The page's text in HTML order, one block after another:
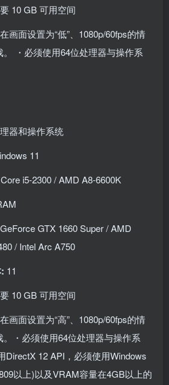
10 GB 可用空间
画面设置为“低”、1080p/60fps的情
。 ・必须使用64位处理器与操作系
器和操作系统
11
i5-2300 / AMD A8-6600K
GTX 1660 Super / AMD
/ Intel Arc A750
11
10 GB 可用空间
画面设置为“高”、1080p/60fps的情
。・必须使用64位处理器与操作系
DirectX 12 API，必须使用Windows
以上)以及VRAM容量在4GB以上的